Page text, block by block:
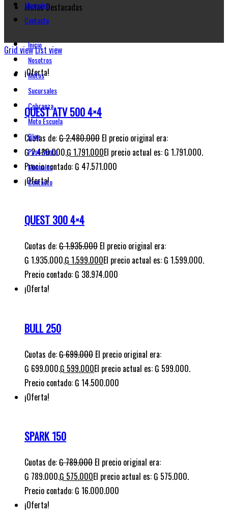
Manuales
Contacto
Inicio
Nosotros
Motos
Sucursales
Cobranza
Moto Escuela
Blog
Post-Venta
Manuales
Contacto
Motos Destacadas
Grid viewList view
¡Oferta!
QUEST ATV 500 4×4
Cuotas de:₲2.480.000 El precio original era:
₲ 2.480.000.₲ 1.791.000El precio actual es: ₲ 1.791.000.
Precio contado: ₲ 47.571.000
¡Oferta!
QUEST 300 4×4
Cuotas de:₲1.935.000 El precio original era:
₲ 1.935.000.₲ 1.599.000El precio actual es: ₲ 1.599.000.
Precio contado: ₲ 38.974.000
¡Oferta!
BULL 250
Cuotas de:₲699.000 El precio original era:
₲ 699.000.₲ 599.000El precio actual es: ₲ 599.000.
Precio contado: ₲ 14.500.000
¡Oferta!
SPARK 150
Cuotas de:₲789.000 El precio original era:
₲ 789.000.₲ 575.000El precio actual es: ₲ 575.000.
Precio contado: ₲ 16.000.000
¡Oferta!